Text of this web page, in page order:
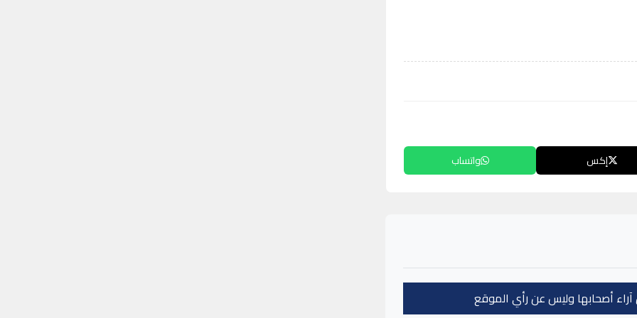
إكس واتساب
آراء أصحابها وليس عن رأي الموقع